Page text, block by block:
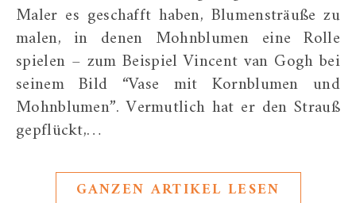
Maler es geschafft haben, Blumensträuße zu
malen, in denen Mohnblumen eine Rolle
spielen – zum Beispiel Vincent van Gogh bei
seinem Bild “Vase mit Kornblumen und
Mohnblumen”. Vermutlich hat er den Strauß
gepflückt,…
GANZEN ARTIKEL LESEN